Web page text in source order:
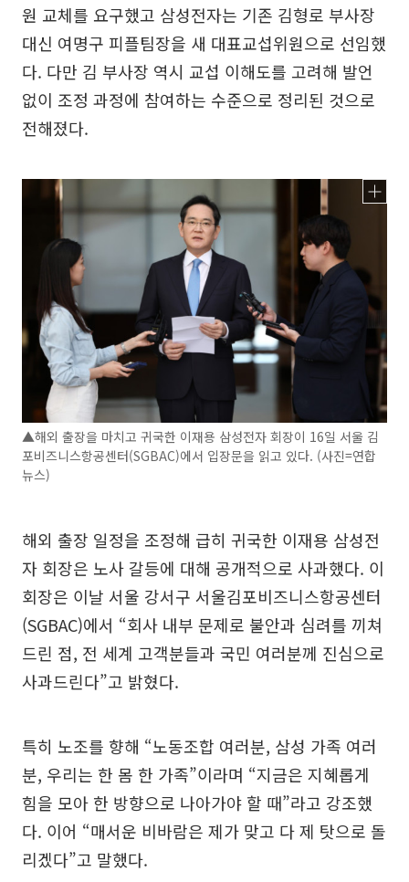
원 교체를 요구했고 삼성전자는 기존 김형로 부사장
대신 여명구 피플팀장을 새 대표교섭위원으로 선임했
다. 다만 김 부사장 역시 교섭 이해도를 고려해 발언
없이 조정 과정에 참여하는 수준으로 정리된 것으로
전해졌다.
▲해외 출장을 마치고 귀국한 이재용 삼성전자 회장이 16일 서울 김
포비즈니스항공센터(SGBAC)에서 입장문을 읽고 있다. (사진=연합
뉴스)
해외 출장 일정을 조정해 급히 귀국한 이재용 삼성전
자 회장은 노사 갈등에 대해 공개적으로 사과했다. 이
회장은 이날 서울 강서구 서울김포비즈니스항공센터
(SGBAC)에서 “회사 내부 문제로 불안과 심려를 끼쳐
드린 점, 전 세계 고객분들과 국민 여러분께 진심으로
사과드린다”고 밝혔다.
특히 노조를 향해 “노동조합 여러분, 삼성 가족 여러
분, 우리는 한 몸 한 가족”이라며 “지금은 지혜롭게
힘을 모아 한 방향으로 나아가야 할 때”라고 강조했
다. 이어 “매서운 비바람은 제가 맞고 다 제 탓으로 돌
리겠다”고 말했다.